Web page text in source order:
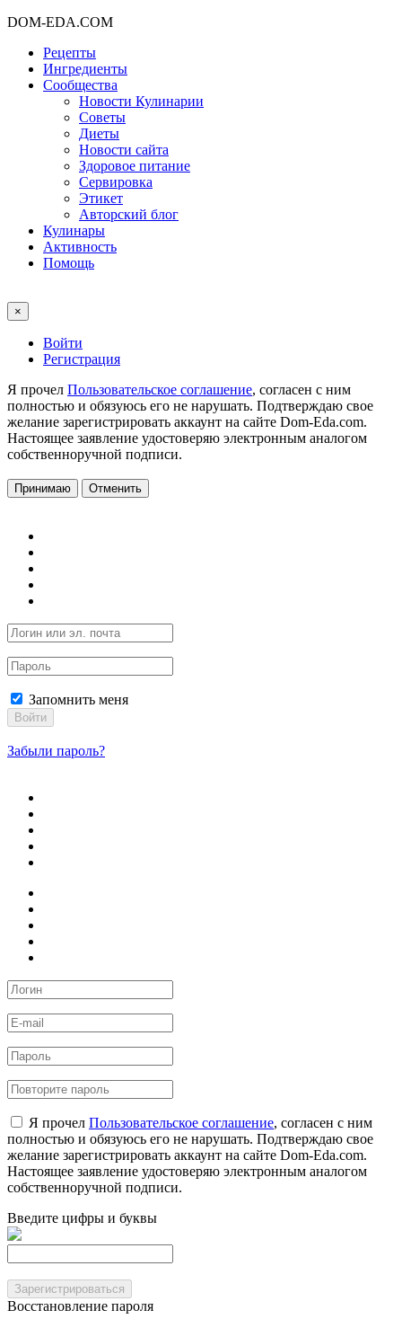
DOM-EDA.COM
Рецепты
Ингредиенты
Сообщества
Новости Кулинарии
Советы
Диеты
Новости сайта
Здоровое питание
Сервировка
Этикет
Авторский блог
Кулинары
Активность
Помощь
×
Войти
Регистрация
Я прочел Пользовательское соглашение, согласен с ним
полностью и обязуюсь его не нарушать. Подтверждаю свое
желание зарегистрировать аккаунт на сайте Dom-Eda.com.
Настоящее заявление удостоверяю электронным аналогом
собственноручной подписи.
Принимаю Отменить
Запомнить меня
Войти
Забыли пароль?
Я прочел Пользовательское соглашение, согласен с ним
полностью и обязуюсь его не нарушать. Подтверждаю свое
желание зарегистрировать аккаунт на сайте Dom-Eda.com.
Настоящее заявление удостоверяю электронным аналогом
собственноручной подписи.
Введите цифры и буквы
Зарегистрироваться
Восстановление пароля